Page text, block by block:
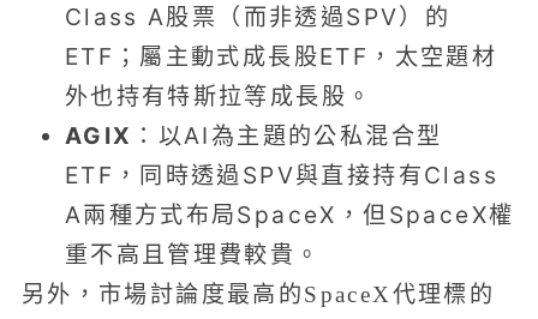
Class A股票（而非透過SPV）的
ETF；屬主動式成長股ETF，太空題材
外也持有特斯拉等成長股。
AGIX ：以AI為主題的公私混合型
ETF，同時透過SPV與直接持有Class
A兩種方式布局SpaceX，但SpaceX權
重不高且管理費較貴。
另外，市場討論度最高的SpaceX代理標的